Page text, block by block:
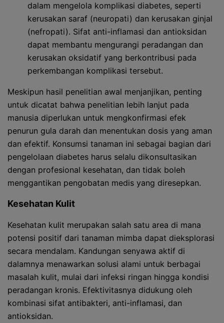
dalam mengelola komplikasi diabetes, seperti
kerusakan saraf (neuropati) dan kerusakan ginjal
(nefropati). Sifat anti-inflamasi dan antioksidan
dapat membantu mengurangi peradangan dan
kerusakan oksidatif yang berkontribusi pada
perkembangan komplikasi tersebut.
Meskipun hasil penelitian awal menjanjikan, penting
untuk dicatat bahwa penelitian lebih lanjut pada
manusia diperlukan untuk mengkonfirmasi efek
penurun gula darah dan menentukan dosis yang aman
dan efektif. Konsumsi tanaman ini sebagai bagian dari
pengelolaan diabetes harus selalu dikonsultasikan
dengan profesional kesehatan, dan tidak boleh
menggantikan pengobatan medis yang diresepkan.
Kesehatan Kulit
Kesehatan kulit merupakan salah satu area di mana
potensi positif dari tanaman mimba dapat dieksplorasi
secara mendalam. Kandungan senyawa aktif di
dalamnya menawarkan solusi alami untuk berbagai
masalah kulit, mulai dari infeksi ringan hingga kondisi
peradangan kronis. Efektivitasnya didukung oleh
kombinasi sifat antibakteri, anti-inflamasi, dan
antioksidan.